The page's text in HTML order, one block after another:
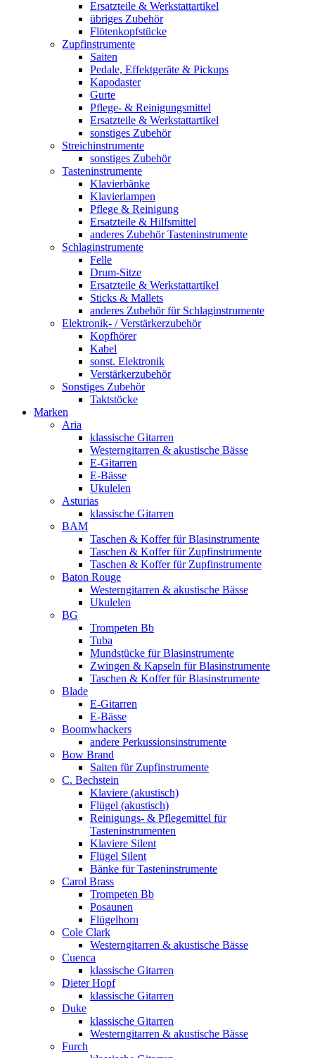
Ersatzteile & Werkstattartikel
übriges Zubehör
Flötenkopfstücke
Zupfinstrumente
Saiten
Pedale, Effektgeräte & Pickups
Kapodaster
Gurte
Pflege- & Reinigungsmittel
Ersatzteile & Werkstattartikel
sonstiges Zubehör
Streichinstrumente
sonstiges Zubehör
Tasteninstrumente
Klavierbänke
Klavierlampen
Pflege & Reinigung
Ersatzteile & Hilfsmittel
anderes Zubehör Tasteninstrumente
Schlaginstrumente
Felle
Drum-Sitze
Ersatzteile & Werkstattartikel
Sticks & Mallets
anderes Zubehör für Schlaginstrumente
Elektronik- / Verstärkerzubehör
Kopfhörer
Kabel
sonst. Elektronik
Verstärkerzubehör
Sonstiges Zubehör
Taktstöcke
Marken
Aria
klassische Gitarren
Westerngitarren & akustische Bässe
E-Gitarren
E-Bässe
Ukulelen
Asturias
klassische Gitarren
BAM
Taschen & Koffer für Blasinstrumente
Taschen & Koffer für Zupfinstrumente
Taschen & Koffer für Zupfinstrumente
Baton Rouge
Westerngitarren & akustische Bässe
Ukulelen
BG
Trompeten Bb
Tuba
Mundstücke für Blasinstrumente
Zwingen & Kapseln für Blasinstrumente
Taschen & Koffer für Blasinstrumente
Blade
E-Gitarren
E-Bässe
Boomwhackers
andere Perkussionsinstrumente
Bow Brand
Saiten für Zupfinstrumente
C. Bechstein
Klaviere (akustisch)
Flügel (akustisch)
Reinigungs- & Pflegemittel für
Tasteninstrumenten
Klaviere Silent
Flügel Silent
Bänke für Tasteninstrumente
Carol Brass
Trompeten Bb
Posaunen
Flügelhorn
Cole Clark
Westerngitarren & akustische Bässe
Cuenca
klassische Gitarren
Dieter Hopf
klassische Gitarren
Duke
klassische Gitarren
Westerngitarren & akustische Bässe
Furch